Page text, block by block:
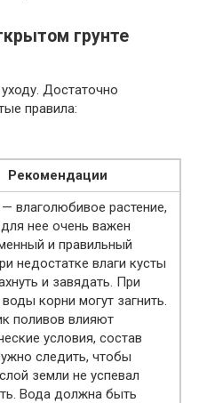
грунте
Достаточно
правила:
Рекомендации
влаголюбивое растение,
нее очень важен
и правильный
недостатке влаги кусты
и завядать. При
корни могут загнить.
поливов влияют
условия, состав
следить, чтобы
земли не успевал
Вода должна быть